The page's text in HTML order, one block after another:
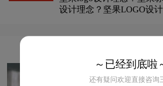
教育logo设计 集
设计理念？坚果LOGO设
设计坚果标志？如何设计
～已经到底啦
还有疑问欢迎直接咨询